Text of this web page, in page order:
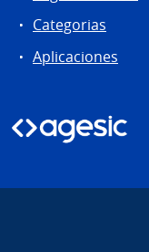
Categorias
Aplicaciones